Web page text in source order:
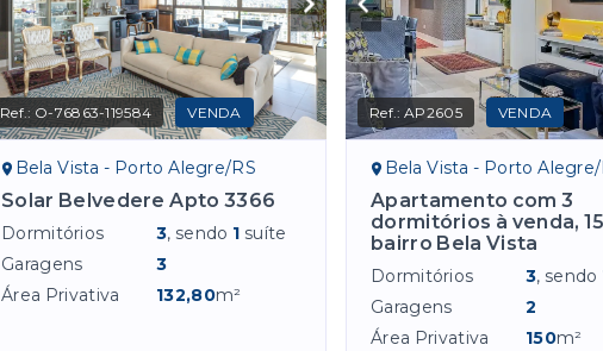
Ref.: O-76863-119584 VENDA
Bela Vista - Porto Alegre/RS
Solar Belvedere Apto 3366
Dormitórios 3, sendo 1 suíte
Garagens
3
Área Privativa
132,80m²
Ref.:AP2605 VENDA
Bela Vista - Porto Alegre/
Apartamento com 3
dormitórios à venda,
bairro Bela Vista
Dormitórios 3, sendo
Garagens
2
Área Privativa
150m²